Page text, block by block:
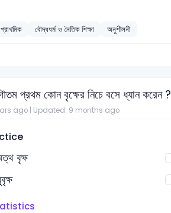
বৌদ্ধধর্ম ও নৈতিক শিক্ষা অনুশীলনী
প্রথম কোন বৃক্ষের নিচে বসে ধ্যান করেন ?
ago | Updated: 9 months ago
বৃক্ষ